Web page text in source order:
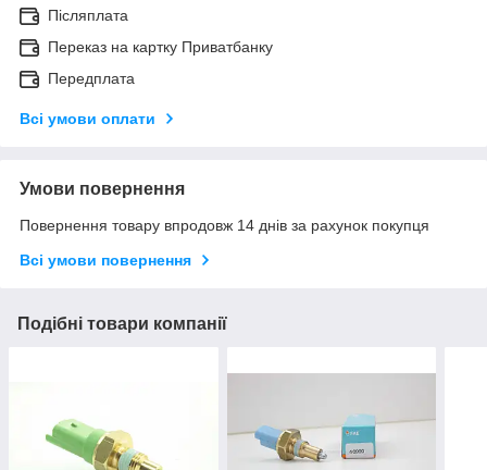
Післяплата
Переказ на картку Приватбанку
Передплата
Всі умови оплати
Умови повернення
Повернення товару впродовж 14 днів за рахунок покупця
Всі умови повернення
Подібні товари компанії